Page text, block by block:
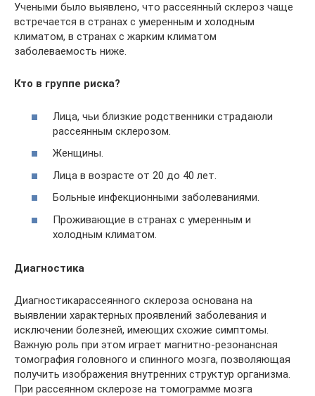
Учеными было выявлено, что рассеянный склероз чаще
встречается в странах с умеренным и холодным
климатом, в странах с жарким климатом
заболеваемость ниже.
Кто в группе риска?
Лица, чьи близкие родственники страдаюли
рассеянным склерозом.
Женщины.
Лица в возрасте от 20 до 40 лет.
Больные инфекционными заболеваниями.
Проживающие в странах с умеренным и
холодным климатом.
Диагностика
Диагностикарассеянного склероза основана на
выявлении характерных проявлений заболевания и
исключении болезней, имеющих схожие симптомы.
Важную роль при этом играет магнитно-резонансная
томография головного и спинного мозга, позволяющая
получить изображения внутренних структур организма.
При рассеянном склерозе на томограмме мозга